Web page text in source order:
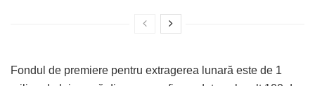
Fondul de premiere pentru extragerea lunară este de 1